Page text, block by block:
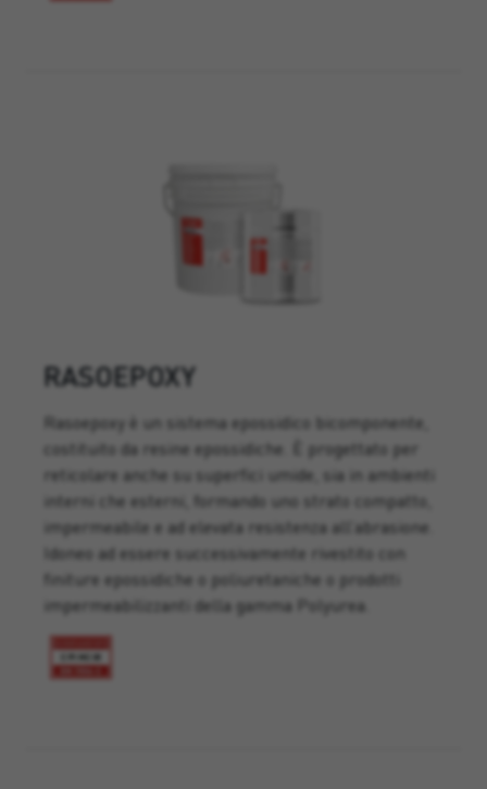
RASOEPOXY
Rasoepoxy è un sistema epossidico bicomponente,
costituito da resine epossidiche. È progettato per
reticolare anche su superfici umide, sia in ambienti
interni che esterni, formando uno strato compatto,
impermeabile e ad elevata resistenza all’abrasione.
Idoneo ad essere successivamente rivestito con
finiture epossidiche o poliuretaniche o prodotti
impermeabilizzanti della gamma Polyurea.